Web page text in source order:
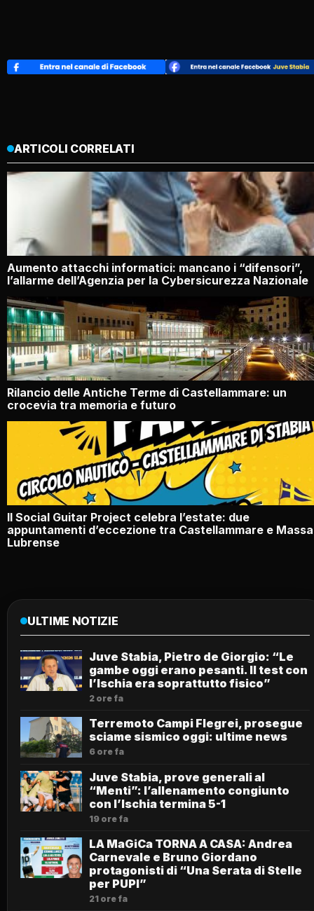
ARTICOLI CORRELATI
Aumento attacchi informatici: mancano i “difensori”,
l’allarme dell’Agenzia per la Cybersicurezza Nazionale
Rilancio delle Antiche Terme di Castellammare: un
crocevia tra memoria e futuro
Il Social Guitar Project celebra l’estate: due
appuntamenti d’eccezione tra Castellammare e Massa
Lubrense
ULTIME NOTIZIE
Juve Stabia, Pietro de Giorgio: “Le
gambe oggi erano pesanti. Il test con
l’Ischia era soprattutto fisico”
2 ore fa
Terremoto Campi Flegrei, prosegue
sciame sismico oggi: ultime news
6 ore fa
Juve Stabia, prove generali al
“Menti”: l’allenamento congiunto
con l’Ischia termina 5-1
19 ore fa
LA MaGiCa TORNA A CASA: Andrea
Carnevale e Bruno Giordano
protagonisti di “Una Serata di Stelle
per PUPI”
21 ore fa